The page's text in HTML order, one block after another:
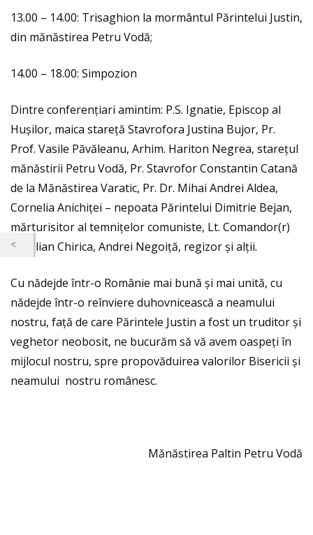
13.00 – 14.00: Trisaghion la mormântul Părintelui Justin,
din mănăstirea Petru Vodă;
14.00 – 18.00: Simpozion
Dintre conferențiari amintim: P.S. Ignatie, Episcop al
Hușilor, maica stareță Stavrofora Justina Bujor, Pr.
Prof. Vasile Păvăleanu, Arhim. Hariton Negrea, starețul
mănăstirii Petru Vodă, Pr. Stavrofor Constantin Catană
de la Mănăstirea Varatic, Pr. Dr. Mihai Andrei Aldea,
Cornelia Anichiței – nepoata Părintelui Dimitrie Bejan,
mărturisitor al temnițelor comuniste, Lt. Comandor(r)
Aurelian Chirica, Andrei Negoiță, regizor și alții.
Cu nădejde într-o Românie mai bună și mai unită, cu
nădejde într-o reînviere duhovnicească a neamului
nostru, față de care Părintele Justin a fost un truditor și
veghetor neobosit, ne bucurăm să vă avem oaspeți în
mijlocul nostru, spre propovăduirea valorilor Bisericii și
neamului nostru românesc.
Mănăstirea Paltin Petru Vodă